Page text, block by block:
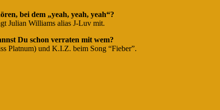
bei dem „yeah, yeah, yeah“?
Julian Williams alias J-Luv mit.
Du schon verraten mit wem?
Platnum) und K.I.Z. beim Song “Fieber”.